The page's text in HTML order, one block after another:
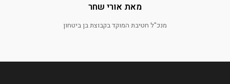
מאת אורי שחר
מנכ"ל חטיבת המוקד בקבוצת בן ביטחון